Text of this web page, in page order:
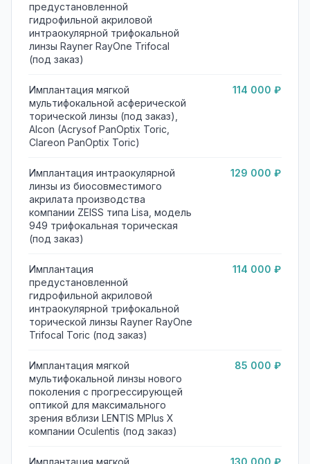
предустановленной
гидрофильной акриловой
интраокулярной трифокальной
линзы Rayner RayOne Trifocal
(под заказ)
Имплантация мягкой
мультифокальной асферической
торической линзы (под заказ),
Alcon (Acrysof PanOptix Toric,
Clareon PanOptix Toric)
114 000 ₽
Имплантация интраокулярной
линзы из биосовместимого
акрилата производства
компании ZEISS типа Lisa, модель
949 трифокальная торическая
(под заказ)
129 000 ₽
Имплантация
предустановленной
гидрофильной акриловой
интраокулярной трифокальной
торической линзы Rayner RayOne
Trifocal Toric (под заказ)
114 000 ₽
Имплантация мягкой
мультифокальной линзы нового
поколения с прогрессирующей
оптикой для максимального
зрения вблизи LENTIS MPlus X
компании Oculentis (под заказ)
85 000 ₽
Имплантация мягкой
130 000 ₽